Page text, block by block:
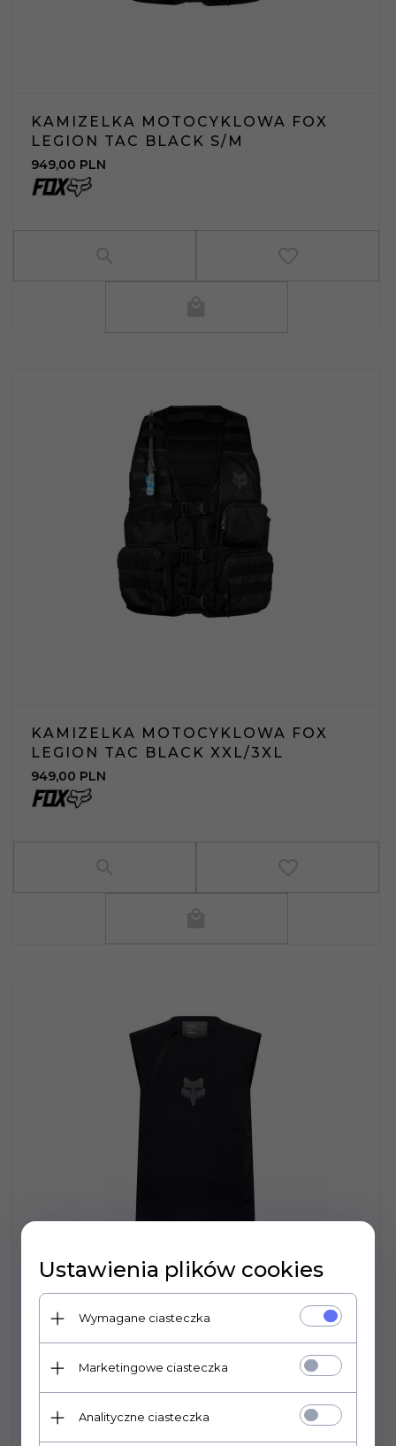
KAMIZELKA MOTOCYKLOWA FOX
LEGION TAC BLACK S/M
949,00 PLN
KAMIZELKA MOTOCYKLOWA FOX
LEGION TAC BLACK XXL/3XL
949,00 PLN
KAMIZELKA MOTOCYKLOWA FOX
RANGER OFF ROAD BLACK M
Ustawienia plików cookies
Wymagane ciasteczka
Marketingowe ciasteczka
Analityczne ciasteczka